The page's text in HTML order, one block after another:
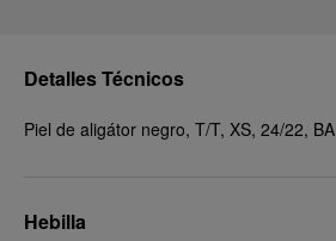
Detalles Técnicos
Piel de aligátor negro, T/T, XS, 24/22, BA
Hebilla